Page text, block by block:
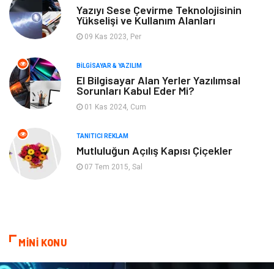
Tekstil Maden ve Metal
Eğlence
Plastik
Hizmet
Aksesuar
Hediyelik Eşya
Yazıyı Sese Çevirme Teknolojisinin
Yükselişi ve Kullanım Alanları
09 Kas 2023, Per
BILGISAYAR & YAZILIM
El Bilgisayar Alan Yerler Yazılımsal
Sorunları Kabul Eder Mi?
01 Kas 2024, Cum
TANITICI REKLAM
Mutluluğun Açılış Kapısı Çiçekler
07 Tem 2015, Sal
MİNİ KONU